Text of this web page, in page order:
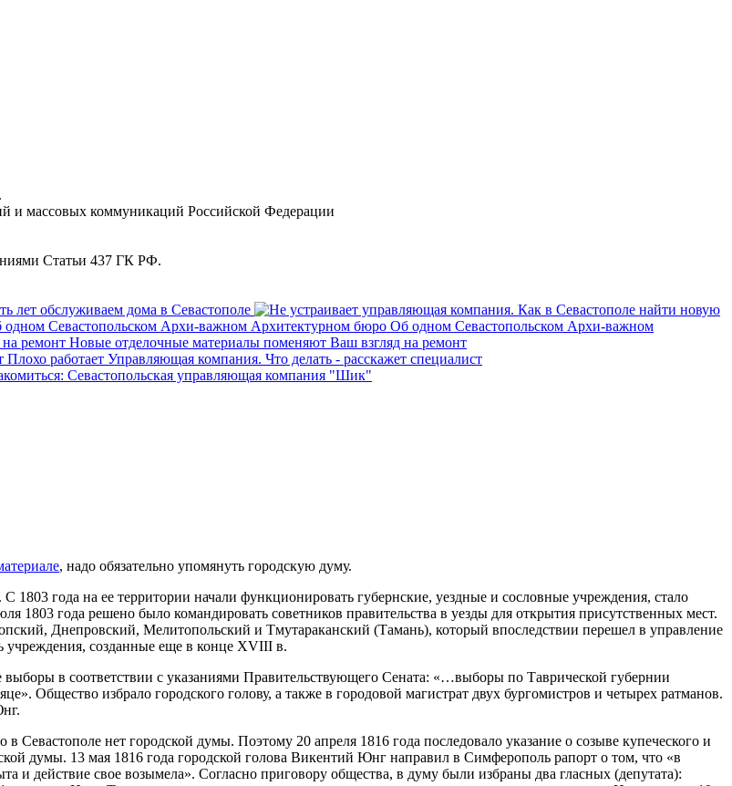
и массовых коммуникаций Российской Федерации
Статьи 437 ГК РФ.
обслуживаем дома в Севастополе
Об одном Севастопольском Архи-важном
Новые отделочные материалы поменяют Ваш взгляд на ремонт
Плохо работает Управляющая компания. Что делать - расскажет специалист
Севастопольская управляющая компания "Шик"
, надо обязательно упомянуть городскую думу.
1803 года на ее территории начали функционировать губернские, уездные и сословные учреждения, стало
1803 года решено было командировать советников правительства в уезды для открытия присутственных мест.
Днепровский, Мелитопольский и Тмутараканский (Тамань), который впоследствии перешел в управление
созданные еще в конце ХVΙΙΙ в.
в соответствии с указаниями Правительствующего Сената: «…выборы по Таврической губернии
Общество избрало городского голову, а также в городовой магистрат двух бургомистров и четырех ратманов.
Севастополе нет городской думы. Поэтому 20 апреля 1816 года последовало указание о созыве купеческого и
думы. 13 мая 1816 года городской голова Викентий Юнг направил в Симферополь рапорт о том, что «в
и действие свое возымела». Согласно приговору общества, в думу были избраны два гласных (депутата):